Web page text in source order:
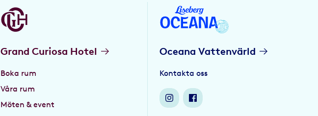
Grand Curiosa Hotel
Boka rum
Våra rum
Möten & event
Oceana Vattenvärld
Kontakta oss